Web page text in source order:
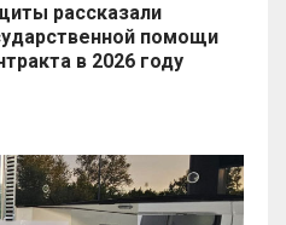
рассказали
помощи
в 2026 году